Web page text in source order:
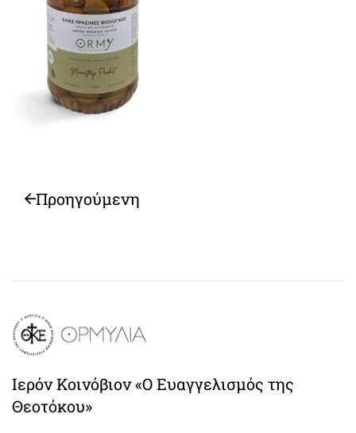
Προηγούμενη
Ιερόν Κοινόβιον «Ο Ευαγγελισμός της
Θεοτόκου»